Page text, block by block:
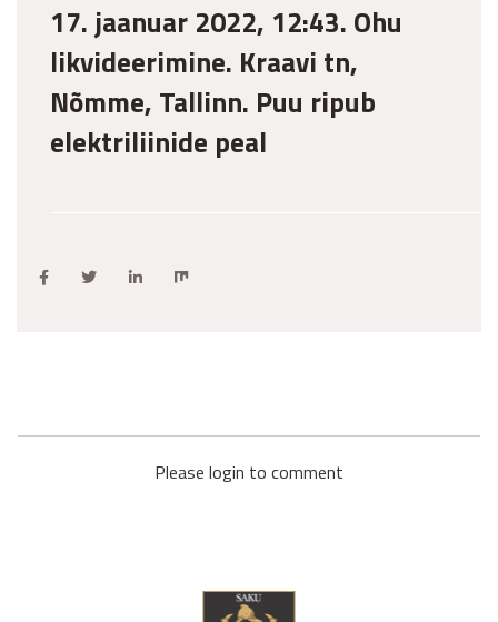
17. jaanuar 2022, 12:43. Ohu
likvideerimine. Kraavi tn,
Nõmme, Tallinn. Puu ripub
elektriliinide peal
Please login to comment